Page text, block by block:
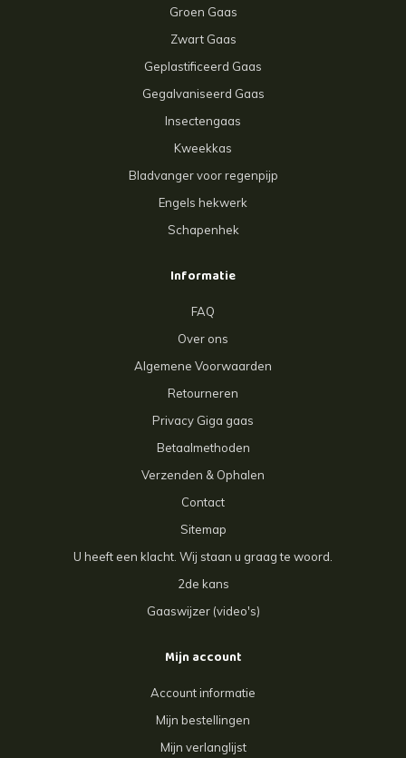
Groen Gaas
Zwart Gaas
Geplastificeerd Gaas
Gegalvaniseerd Gaas
Insectengaas
Kweekkas
Bladvanger voor regenpijp
Engels hekwerk
Schapenhek
Informatie
FAQ
Over ons
Algemene Voorwaarden
Retourneren
Privacy Giga gaas
Betaalmethoden
Verzenden & Ophalen
Contact
Sitemap
U heeft een klacht. Wij staan u graag te woord.
2de kans
Gaaswijzer (video's)
Mijn account
Account informatie
Mijn bestellingen
Mijn verlanglijst